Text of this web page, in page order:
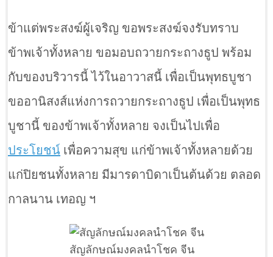
ข้าแต่พระสงฆ์ผู้เจริญ ขอพระสงฆ์จงรับทราบ
ข้าพเจ้าทั้งหลาย ขอมอบถวายกระถางธูป พร้อม
กับของบริวารนี้ ไว้ในอาวาสนี้ เพื่อเป็นพุทธบูชา
ขออานิสงส์แห่งการถวายกระถางธูป เพื่อเป็นพุทธ
บูชานี้ ของข้าพเจ้าทั้งหลาย จงเป็นไปเพื่อ
ประโยชน์ เพื่อความสุข แก่ข้าพเจ้าทั้งหลายด้วย
แก่ปิยชนทั้งหลาย มีมารดาบิดาเป็นต้นด้วย ตลอด
กาลนาน เทอญ ฯ
สัญลักษณ์มงคลนำโชค จีน